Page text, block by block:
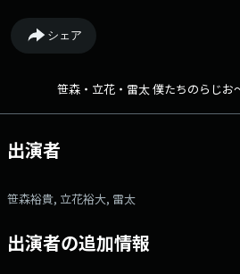
ク番組です。 舞台での共演をきっかけに
の3人が、息の合った爆笑トークを繰り広
したイベント「僕たちのなつやすみ」で「
がら、笑いあり、涙あり（!?）の、自由すぎ
facebookページは 「https://
送公式LINEは「@joqr_916」
シェア
笹森・立花・雷太 僕たちのらじお
出演者
笹森裕貴, 立花裕大, 雷太
出演者の追加情報